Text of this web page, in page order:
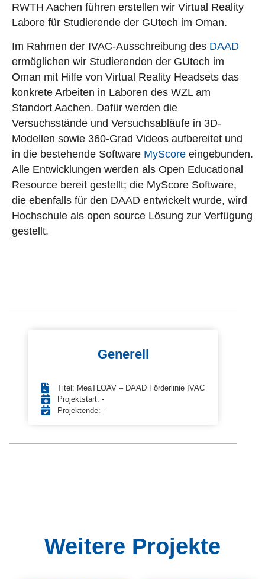
RWTH Aachen führen erstellen wir Virtual Reality
Labore für Studierende der GUtech im Oman.
Im Rahmen der IVAC-Ausschreibung des DAAD
ermöglichen wir Studierenden der GUtech im
Oman mit Hilfe von Virtual Reality Headsets das
konkrete Arbeiten in Laboren des WZL am
Standort Aachen. Dafür werden die
Versuchsstände und Versuchsabläufe in 3D-
Modellen sowie 360-Grad Videos aufbereitet und
in die bestehende Software MyScore eingebunden.
Alle Entwicklungen werden als Open Educational
Resource bereit gestellt; die MyScore Software,
die ebenfalls für den DAAD entwickelt wurde, wird
Hochschule als open source Lösung zur Verfügung
gestellt.
Generell
Titel: MeaTLOAV – DAAD Förderlinie IVAC
Projektstart: -
Projektende: -
Weitere Projekte